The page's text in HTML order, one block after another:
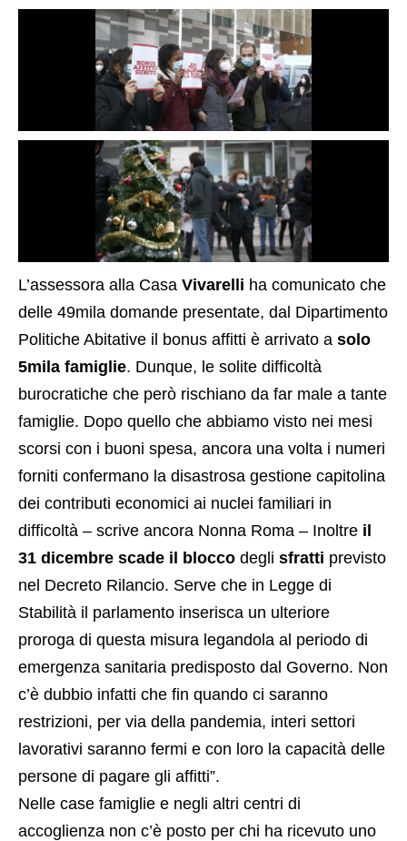
L’assessora alla Casa Vivarelli ha comunicato che
delle 49mila domande presentate, dal Dipartimento
Politiche Abitative il bonus affitti è arrivato a solo
5mila famiglie. Dunque, le solite difficoltà
burocratiche che però rischiano da far male a tante
famiglie. Dopo quello che abbiamo visto nei mesi
scorsi con i buoni spesa, ancora una volta i numeri
forniti confermano la disastrosa gestione capitolina
dei contributi economici ai nuclei familiari in
difficoltà – scrive ancora Nonna Roma – Inoltre il
31 dicembre scade il blocco degli sfratti previsto
nel Decreto Rilancio. Serve che in Legge di
Stabilità il parlamento inserisca un ulteriore
proroga di questa misura legandola al periodo di
emergenza sanitaria predisposto dal Governo. Non
c’è dubbio infatti che fin quando ci saranno
restrizioni, per via della pandemia, interi settori
lavorativi saranno fermi e con loro la capacità delle
persone di pagare gli affitti”.
Nelle case famiglie e negli altri centri di
accoglienza non c’è posto per chi ha ricevuto uno